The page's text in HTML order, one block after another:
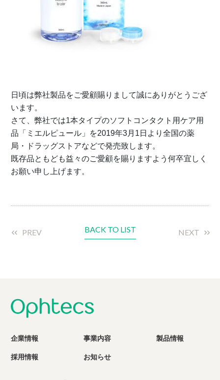
日頃は弊社製品をご愛顧賜りまして誠にありがとうござ
います。
さて、弊社では1本タイプのソフトコンタクト用ケア用
品「ミエルピュール」を2019年3月1日より全国の薬
局・ドラッグストアなどで発売致します。
既存品ともども益々のご愛顧を賜りますよう何卒宜しく
お願い申し上げます。
PREV BACK TO LIST NEXT
企業情報 事業内容 製品情報
採用情報 お知らせ